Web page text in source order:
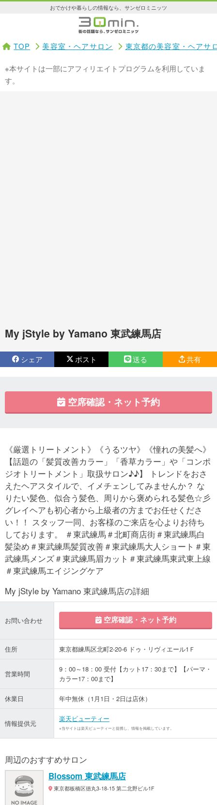
おでかけや暮らしの情報なら、サンゼロミニッツ
TOP 美容室・ヘアサロン 東京都の美容室・ヘアサ
※本サイトは一部にアフィリエイトプログラムを利用していま
す。
My jStyle by Yamano 東武練馬店
シェア ポスト 送る 共有
空席確認・ネット予約
《厳選トリートメント》《うるツヤ》《憧れの美髪へ》
【話題の「髪質改善カラー」「香草カラー」や「コンポ
ジオトリートメント」取扱サロン♪♪】 トレンドをおさ
えたヘアスタイルで、イメチェンしてみませんか？ な
りたい髪色、似合う髪色、周りから褒められる髪色☆彡
グレイヘアも初心者から上級者の方までお任せくださ
い！！ スタッフ一同、お客様のご来店を心よりお待ち
しております。 ＃東武練馬＃北町商店街＃東武練馬白
髪染め＃東武練馬髪質改善＃東武練馬大人ショート＃東
武練馬メンズ＃東武練馬眉カット＃東武練馬東武東上線
＃東武練馬エイジングケア
My jStyle by Yamano 東武練馬店の詳細
お問い合わせ 空席確認・ネット予約
住所 東京都練馬区北町2-20-6 ドゥ・リヴィエール1Ｆ
営業時間
9：00～18：00 受付【カット17：30まで】【パーマ・
カラー17：00まで】
休業日 年中無休（1月1日・2日は店休）
情報提供元
楽天ビューティー
※当サイトは楽天ビューティーと提携し、情報を掲載しています。
周辺のおすすめサロン
Blossom 東武練馬店
東京都板橋区徳丸3-18-15 第二北野ビル1F